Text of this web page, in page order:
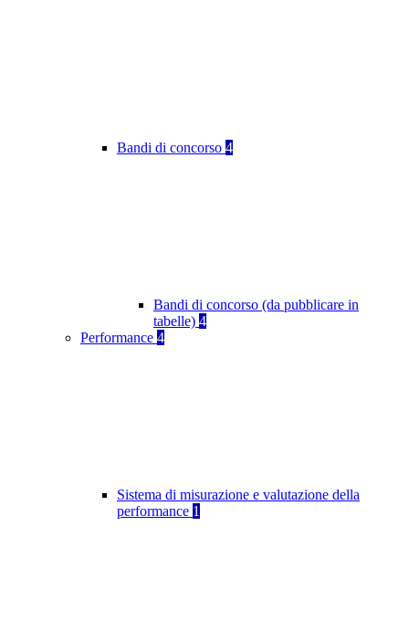
Bandi di concorso 4
Bandi di concorso (da pubblicare in
tabelle) 4
Performance 4
Sistema di misurazione e valutazione della
performance 1